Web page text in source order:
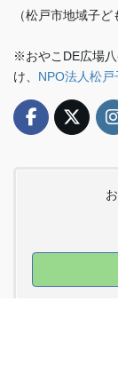
（松戸市地域子ど
※おやこDE広場
け、 NPO法人松